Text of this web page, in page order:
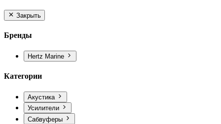
Закрыть
Бренды
Hertz Marine
Категории
Акустика
Усилители
Сабвуферы